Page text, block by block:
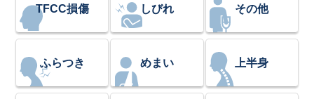
TFCC損傷 しびれ その他
ふらつき めまい 上半身